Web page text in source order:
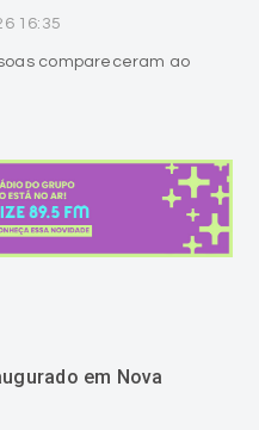
16:35
compareceram ao
em Nova